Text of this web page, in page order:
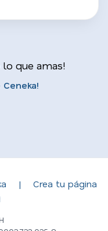
lo que amas!
|
Crea tu página